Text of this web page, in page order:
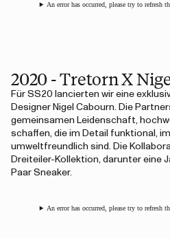
An error has occurred, please try to refresh
2020 - Tretorn X
Für SS20 lancierten wir eine
Designer Nigel Cabourn. Die
gemeinsamen Leidenschaft,
schaffen, die im Detail funktional,
umweltfreundlich sind. Die
Dreiteiler-Kollektion, darunter eine
Paar Sneaker.
An error has occurred, please try to refresh